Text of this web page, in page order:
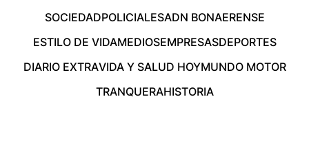
SOCIEDADPOLICIALESADN BONAERENSE
ESTILO DE VIDAMEDIOSEMPRESASDEPORTES
DIARIO EXTRAVIDA Y SALUD HOYMUNDO MOTOR
TRANQUERAHISTORIA